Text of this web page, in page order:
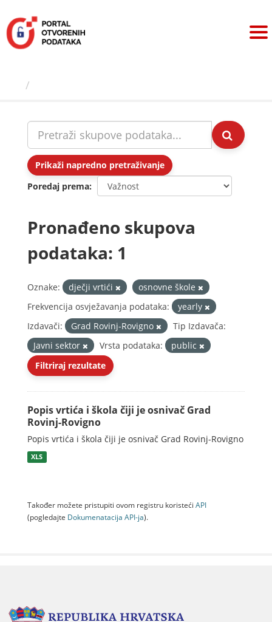
sadržaj
Prikaži napredno pretraživanje
Poredaj prema
Pronađeno skupova
podataka: 1
Oznake: dječji vrtići
osnovne škole
Frekvencija osvježavanja podataka:
yearly
Izdavači:
Grad Rovinj-Rovigno
Tip Izdavača:
Javni sektor
Vrsta podataka:
public
Filtriraj rezultate
Popis vrtića i škola čiji je osnivač Grad
Rovinj-Rovigno
Popis vrtića i škola čiji je osnivač Grad Rovinj-Rovigno
XLS
Također možete pristupiti ovom registru koristeći API
(pogledajte Dokumenаtаcijа API-jа).